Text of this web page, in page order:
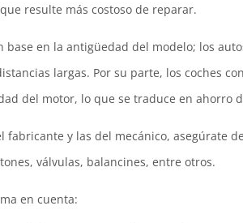
resulte más costoso de reparar.
en la antigüedad del modelo; los
largas. Por su parte, los coches
del motor, lo que se traduce en ahorro
y las del mecánico, asegúrate
válvulas, balancines, entre otros.
en cuenta: